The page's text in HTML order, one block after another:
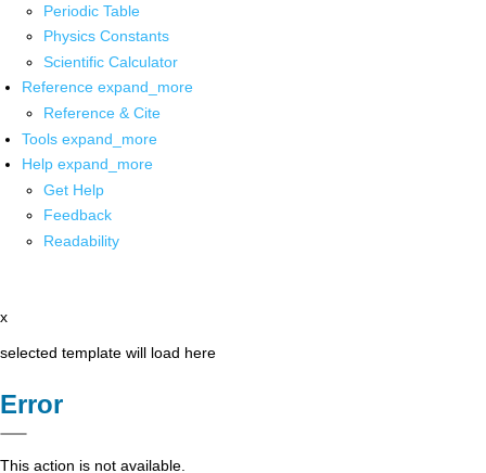
Periodic Table
Physics Constants
Scientific Calculator
Reference expand_more
Reference & Cite
Tools expand_more
Help expand_more
Get Help
Feedback
Readability
x
selected template will load here
Error
This action is not available.